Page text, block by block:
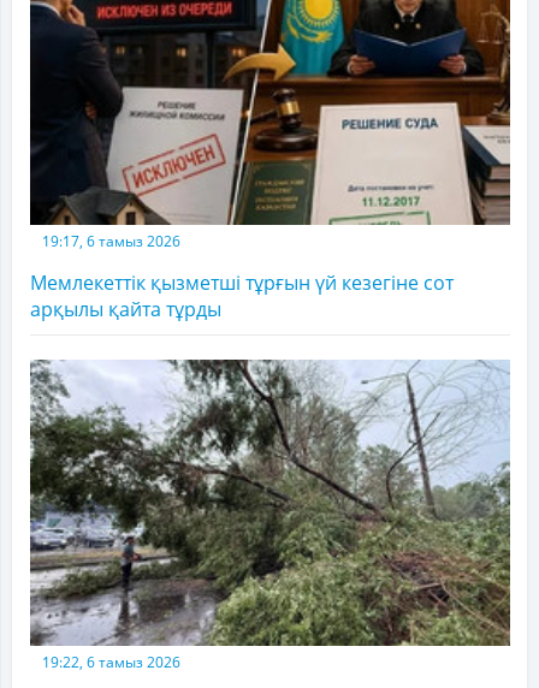
19:17, 6 тамыз 2026
Мемлекеттік қызметші тұрғын үй кезегіне сот
арқылы қайта тұрды
19:22, 6 тамыз 2026